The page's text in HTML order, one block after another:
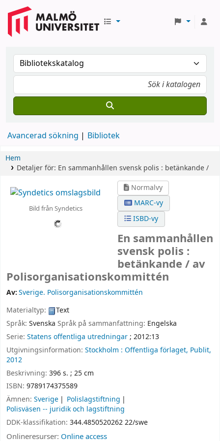
Avancerad sökning Bibliotek
Hem
Detaljer för: En sammanhållen svensk polis : betänkande /
Bild från Syndetics
Normalvy
MARC-vy
ISBD-vy
En sammanhållen
svensk polis :
betänkande / av
Polisorganisationskommittén
Av:Sverige. Polisorganisationskommittén
Materialtyp:
Text
Språk: Svenska Språk på sammanfattning: Engelska
Serie: Statens offentliga utredningar; 2012:13
Utgivningsinformation: Stockholm : Offentliga förlaget, Publit,
2012
Beskrivning: 396 s. ; 25 cm
ISBN: 9789174375589
Ämnen: Sverige
Polislagstiftning
Polisväsen -- juridik och lagstiftning
DDK-klassifikation: 344.4850520262 22/swe
Onlineresurser: Online access